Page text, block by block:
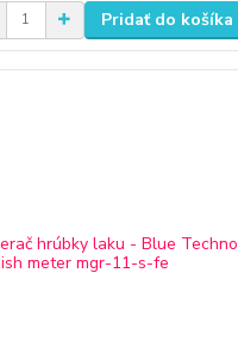
Pridať do košíka